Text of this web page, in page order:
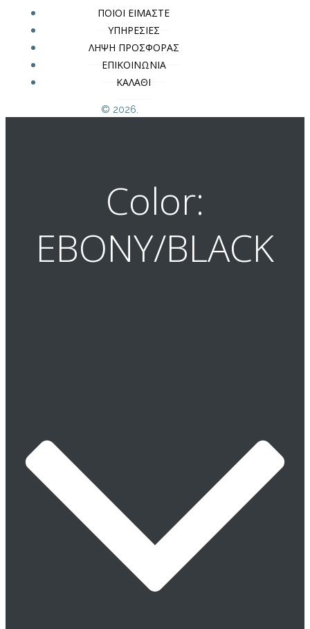
ΠΟΙΟΙ ΕΙΜΑΣΤΕ
ΥΠΗΡΕΣΙΕΣ
ΛΗΨΗ ΠΡΟΣΦΟΡΑΣ
ΕΠΙΚΟΙΝΩΝΙΑ
ΚΑΛΑΘΙ
© 2026.
Color:
EBONY/BLACK